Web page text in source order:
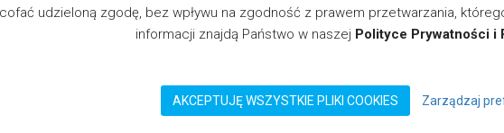
udzieloną zgodę, bez wpływu na zgodność z prawem przetwarzania,
informacji znajdą Państwo w naszej Polityce Prywatności i
AKCEPTUJĘ WSZYSTKIE PLIKI COOKIES Zarządzaj
© 2026 Motgum. Wszystkie prawa zastrzeżone. Realizacja:magnis.pl.